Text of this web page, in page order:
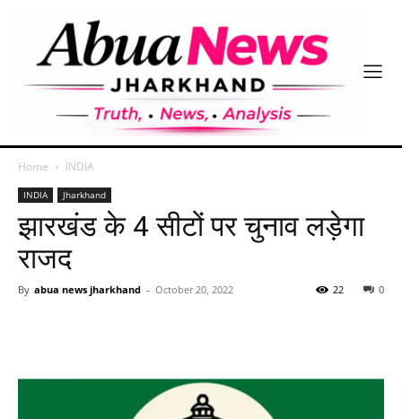
Home INDIA
INDIA Jharkhand
झारखंड के 4 सीटों पर चुनाव लड़ेगा
राजद
By abua news jharkhand - October 20, 2022 0
22